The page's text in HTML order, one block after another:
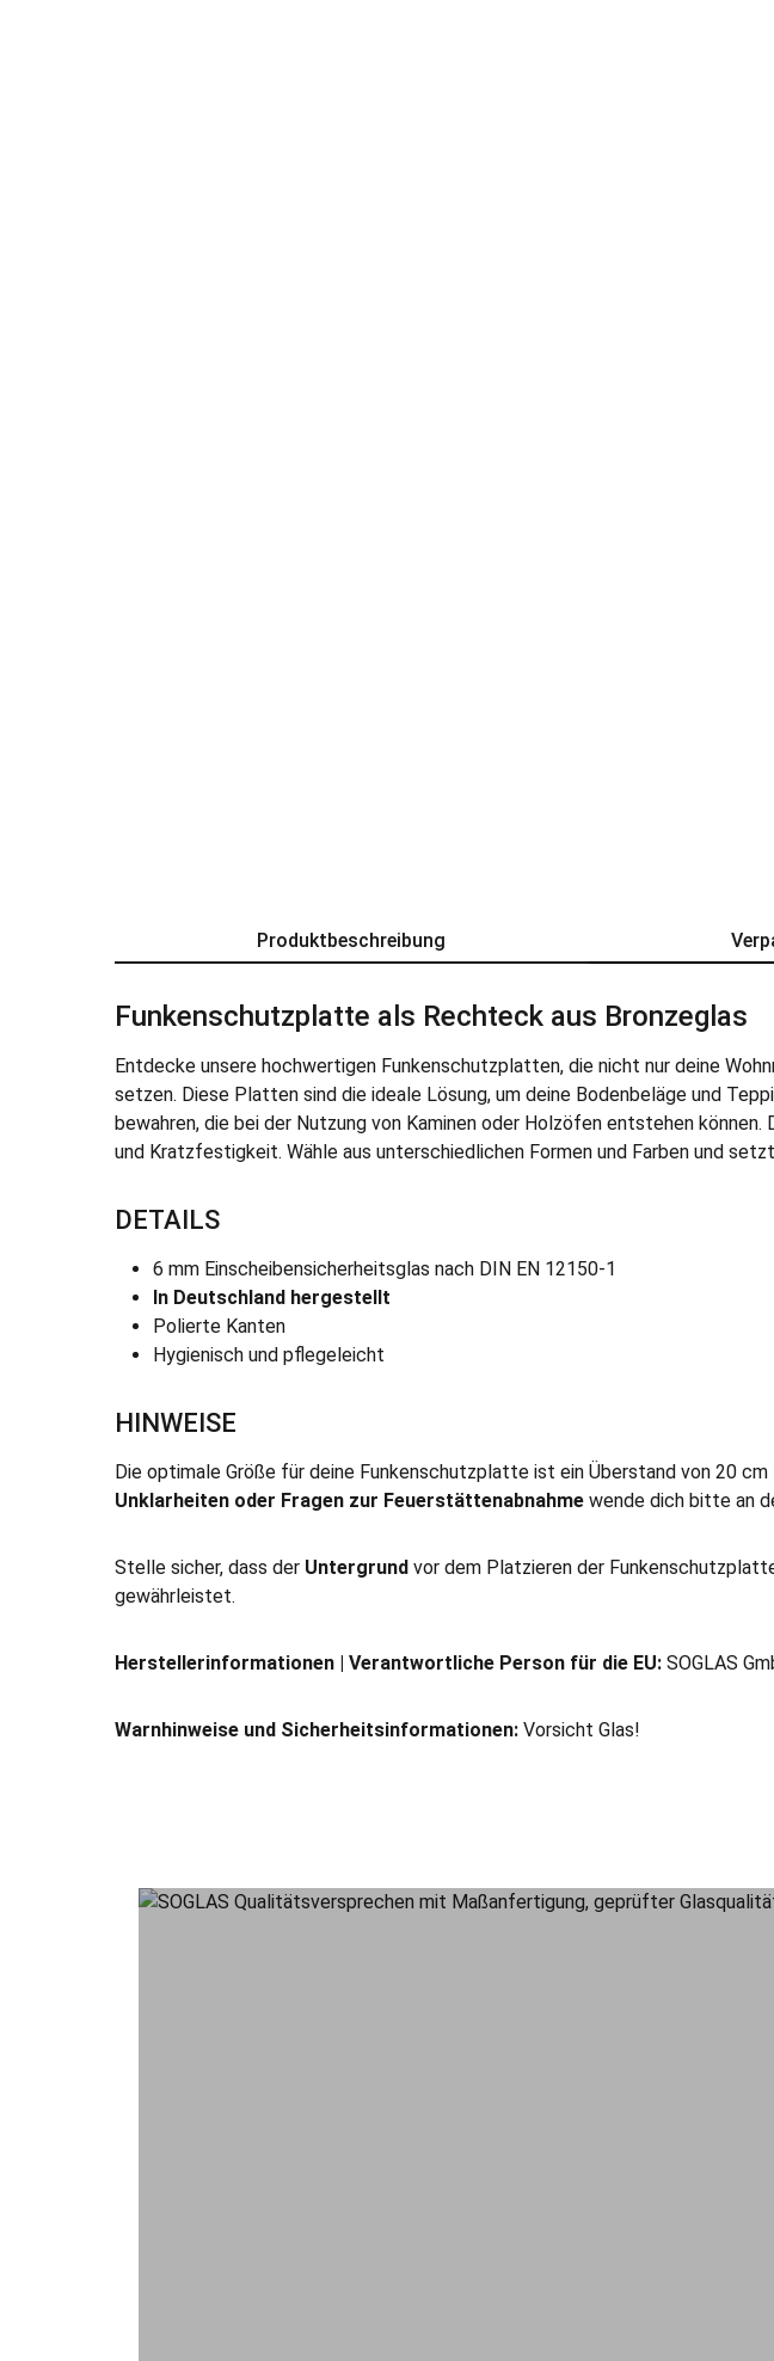
Produktbeschreibung
Funkenschutzplatte als Rechteck aus Bronzeglas
Entdecke unsere hochwertigen Funkenschutzplatten, die nicht nur deine
setzen. Diese Platten sind die ideale Lösung, um deine Bodenbeläge und
bewahren, die bei der Nutzung von Kaminen oder Holzöfen entstehen
und Kratzfestigkeit. Wähle aus unterschiedlichen Formen und Farben und
DETAILS
6 mm Einscheibensicherheitsglas nach DIN EN 12150-1
In Deutschland hergestellt
Polierte Kanten
Hygienisch und pflegeleicht
HINWEISE
Die optimale Größe für deine Funkenschutzplatte ist ein Überstand von 20
Unklarheiten oder Fragen zur Feuerstättenabnahme wende dich bitte an
Stelle sicher, dass der Untergrund vor dem Platzieren der
gewährleistet.
Herstellerinformationen | Verantwortliche Person für die EU: SOGLAS
Warnhinweise und Sicherheitsinformationen: Vorsicht Glas!